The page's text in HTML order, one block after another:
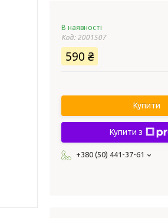
В наявності
Код: 2001507
590 ₴
Купити
Купити з
+380 (50) 441-37-61